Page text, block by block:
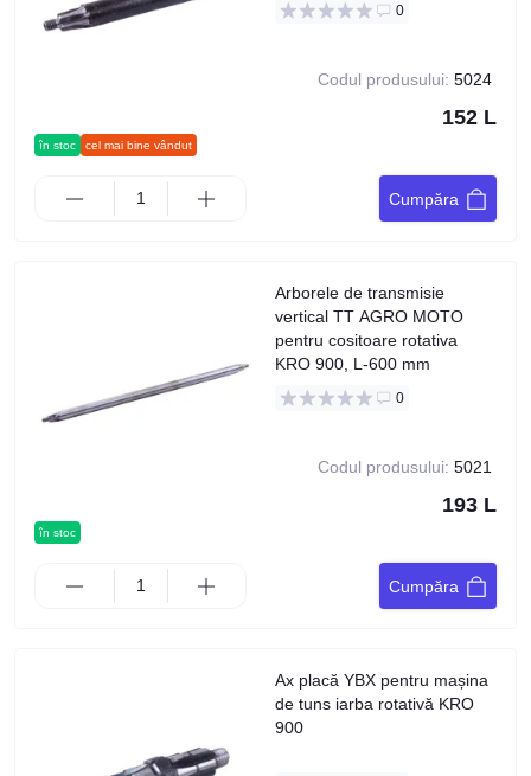
în stoc cel mai bine vândut
0
Codul produsului: 5024
152 L
Cumpăra
în stoc
Arborele de transmisie
vertical TT AGRO MOTO
pentru cositoare rotativa
KRO 900, L-600 mm
0
Codul produsului: 5021
193 L
Cumpăra
Ax placă YBX pentru mașina
de tuns iarba rotativă KRO
900